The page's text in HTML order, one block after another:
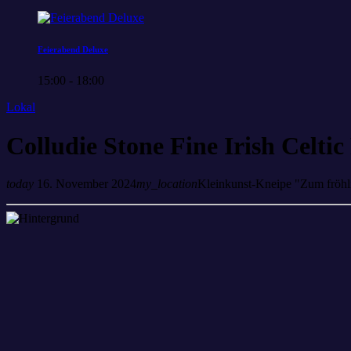
Feierabend Deluxe
15:00 - 18:00
Lokal
Colludie Stone Fine Irish Celtic
today 16. November 2024my_locationKleinkunst-Kneipe "Zum